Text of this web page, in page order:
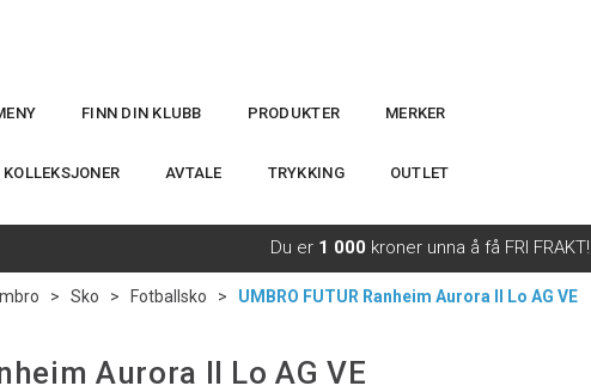
FINN DIN KLUBB PRODUKTER MERKER
KOLLEKSJONER AVTALE TRYKKING OUTLET
Du er 1 000 kroner unna å få FRI FRAKT!
> Sko > Fotballsko > UMBRO FUTUR Ranheim Aurora II Lo AG VE
Aurora II Lo AG VE